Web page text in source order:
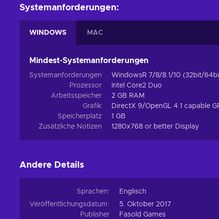
Systemanforderungen:
WINDOWS MAC
Mindest-Systemanforderungen
Systemanforderungen
WindowsR 7/8/8.1/10 (32bit/
Prozessor
Intel Core2 Duo
Arbeitsspeicher
2 GB RAM
Grafik
DirectX 9/OpenGL 4.1 capable
Speicherplatz
1 GB
Zusätzliche Notizen
1280x768 or better Display
Andere Details
Sprachen:
Englisch
Veröffentlichungsdatum:
5. Oktober 2017
Publisher
Fasold Games